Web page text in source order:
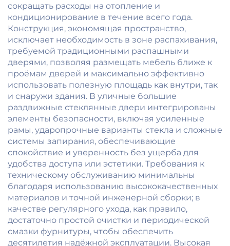
сокращать расходы на отопление и
кондиционирование в течение всего года.
Конструкция, экономящая пространство,
исключает необходимость в зоне распахивания,
требуемой традиционными распашными
дверями, позволяя размещать мебель ближе к
проёмам дверей и максимально эффективно
использовать полезную площадь как внутри, так
и снаружи здания. В уличные большие
раздвижные стеклянные двери интегрированы
элементы безопасности, включая усиленные
рамы, ударопрочные варианты стекла и сложные
системы запирания, обеспечивающие
спокойствие и уверенность без ущерба для
удобства доступа или эстетики. Требования к
техническому обслуживанию минимальны
благодаря использованию высококачественных
материалов и точной инженерной сборки; в
качестве регулярного ухода, как правило,
достаточно простой очистки и периодической
смазки фурнитуры, чтобы обеспечить
десятилетия надёжной эксплуатации. Высокая